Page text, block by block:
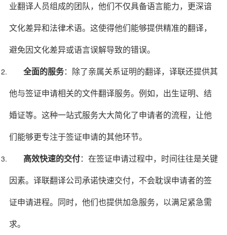
业翻译人员组成的团队，他们不仅具备语言能力，更深谙
文化差异和法律术语。这使得他们能够提供精准的翻译，
避免因文化差异或语言误解导致的错误。
全面的服务：除了亲属关系证明的翻译，译联还提供其
他与签证申请相关的文件翻译服务。例如，出生证明、结
婚证等。这种一站式服务大大简化了申请者的流程，让他
们能够更专注于签证申请的其他环节。
高效快速的交付：在签证申请过程中，时间往往是关键
因素。译联翻译公司承诺快速交付，不会耽误申请者的签
证申请进程。同时，他们也提供加急服务，以满足紧急需
求。